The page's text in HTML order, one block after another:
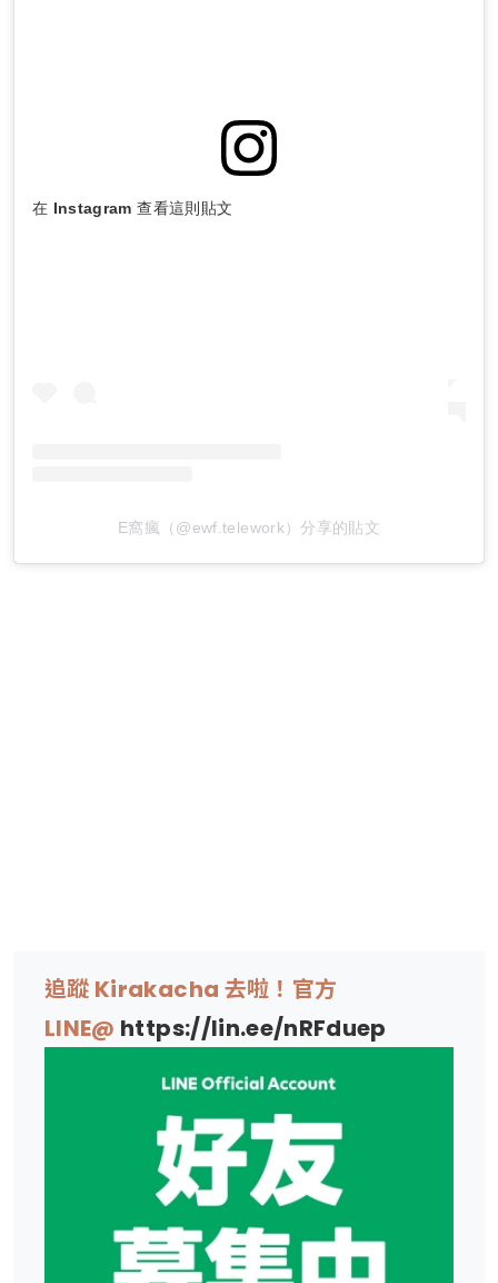
在 Instagram 查看這則貼文
E窩瘋（@ewf.telework）分享的貼文
追蹤 Kirakacha 去啦！官方
LINE@ https://lin.ee/nRFduep